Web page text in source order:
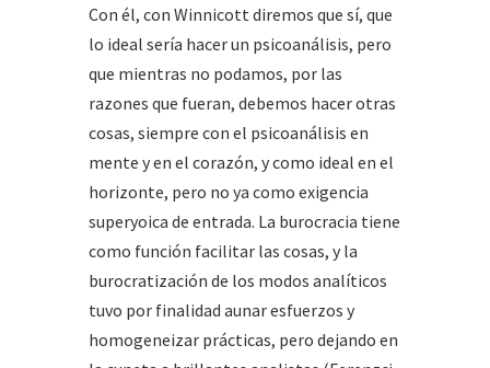
Con él, con Winnicott diremos que sí, que
lo ideal sería hacer un psicoanálisis, pero
que mientras no podamos, por las
razones que fueran, debemos hacer otras
cosas, siempre con el psicoanálisis en
mente y en el corazón, y como ideal en el
horizonte, pero no ya como exigencia
superyoica de entrada. La burocracia tiene
como función facilitar las cosas, y la
burocratización de los modos analíticos
tuvo por finalidad aunar esfuerzos y
homogeneizar prácticas, pero dejando en